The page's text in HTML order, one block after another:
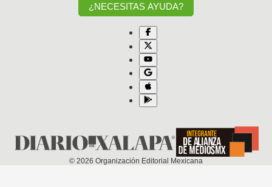
¿NECESITAS AYUDA?
© 2026 Organización Editorial Mexicana